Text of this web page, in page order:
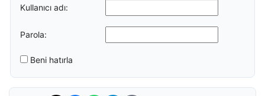
Kullanıcı adı:
Parola:
Beni hatırla